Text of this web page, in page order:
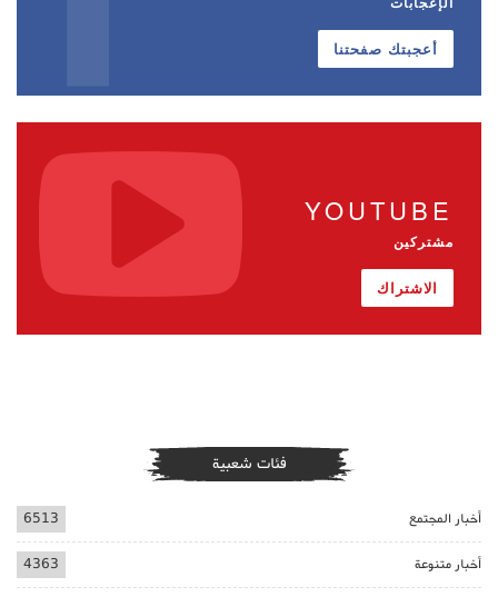
أعجبتك صفحتنا
YOUTUBE
مشتركين
الاشتراك
فئات شعبية
أخبار المجتمع 6513
أخبار متنوعة 4363